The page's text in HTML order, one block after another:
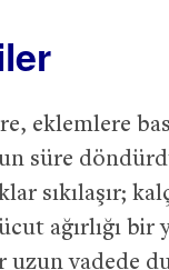
eklemlere
süre
sıkılaşır;
ağırlığı
vadede